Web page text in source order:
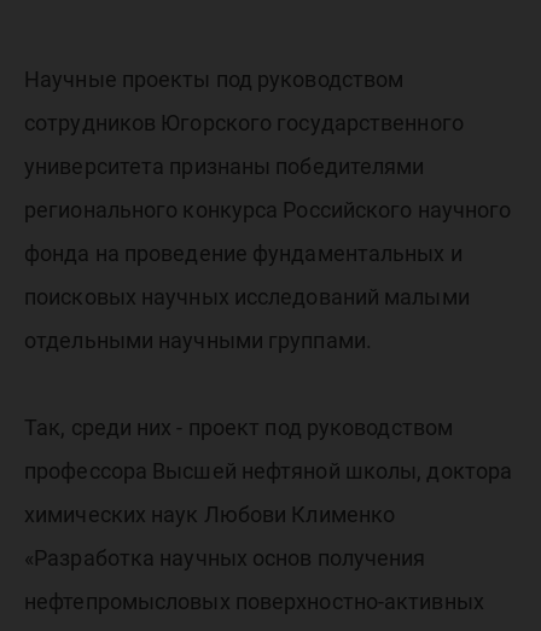
Научные проекты под руководством
сотрудников Югорского государственного
университета признаны победителями
регионального конкурса Российского научного
фонда на проведение фундаментальных и
поисковых научных исследований малыми
отдельными научными группами.
Так, среди них - проект под руководством
профессора Высшей нефтяной школы, доктора
химических наук Любови Клименко
«Разработка научных основ получения
нефтепромысловых поверхностно-активных